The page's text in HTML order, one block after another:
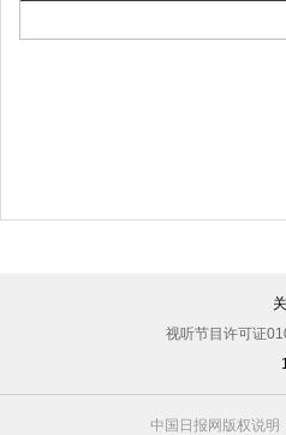
视听节目许可证
中国日报网版权说明